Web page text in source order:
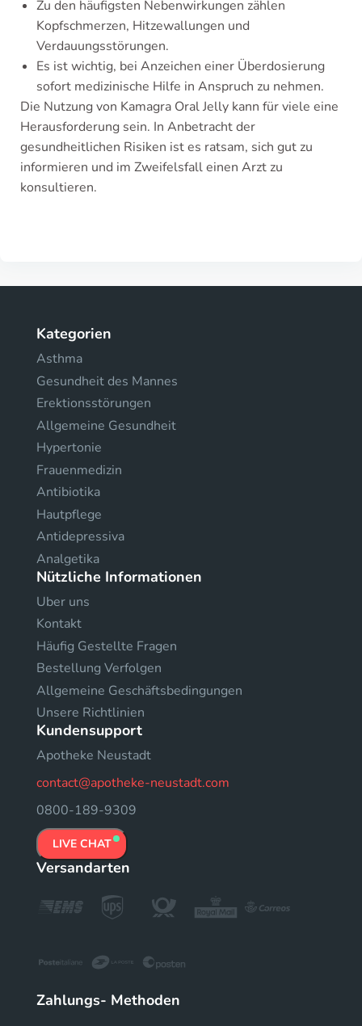
Zu den häufigsten Nebenwirkungen zählen
Kopfschmerzen, Hitzewallungen und
Verdauungsstörungen.
Es ist wichtig, bei Anzeichen einer Überdosierung
sofort medizinische Hilfe in Anspruch zu nehmen.
Die Nutzung von Kamagra Oral Jelly kann für viele eine
Herausforderung sein. In Anbetracht der
gesundheitlichen Risiken ist es ratsam, sich gut zu
informieren und im Zweifelsfall einen Arzt zu
konsultieren.
Kategorien
Asthma
Gesundheit des Mannes
Erektionsstörungen
Allgemeine Gesundheit
Hypertonie
Frauenmedizin
Antibiotika
Hautpflege
Antidepressiva
Analgetika
Nützliche Informationen
Uber uns
Kontakt
Häufig Gestellte Fragen
Bestellung Verfolgen
Allgemeine Geschäftsbedingungen
Unsere Richtlinien
Kundensupport
Apotheke Neustadt
contact@apotheke-neustadt.com
0800-189-9309
LIVE CHAT
Versandarten
Zahlungs- Methoden